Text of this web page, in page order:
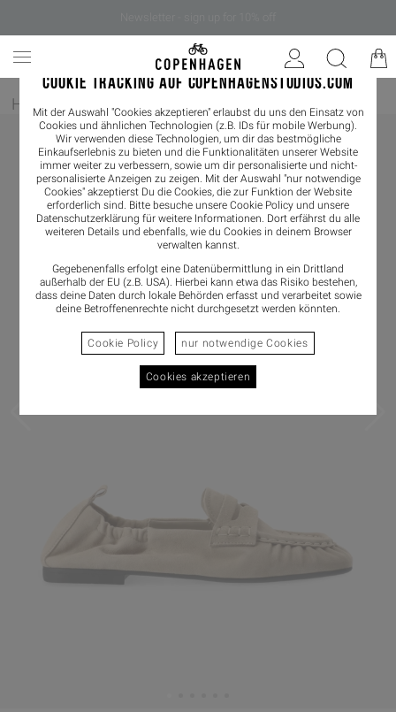
COOKIE TRACKING AUF COPENHAGENSTUDIOS.COM
Mit der Auswahl "Cookies akzeptieren" erlaubst du uns den Einsatz von
Cookies und ähnlichen Technologien (z.B. IDs für mobile Werbung).
Wir verwenden diese Technologien, um dir das bestmögliche
Einkaufserlebnis zu bieten und die Funktionalitäten unserer Website
immer weiter zu verbessern, sowie um dir personalisierte und nicht-
personalisierte Anzeigen zu zeigen. Mit der Auswahl "nur notwendige
Cookies" akzeptierst Du die Cookies, die zur Funktion der Website
erforderlich sind. Bitte besuche unsere Cookie Policy und unsere
Datenschutzerklärung für weitere Informationen. Dort erfährst du alle
weiteren Details und ebenfalls, wie du Cookies in deinem Browser
verwalten kannst.
Gegebenenfalls erfolgt eine Datenübermittlung in ein Drittland
außerhalb der EU (z.B. USA). Hierbei kann etwa das Risiko bestehen,
dass deine Daten durch lokale Behörden erfasst und verarbeitet sowie
deine Betroffenenrechte nicht durchgesetzt werden könnten.
Cookie Policy nur notwendige Cookies
Cookies akzeptieren
Home / Damen/ Loafer